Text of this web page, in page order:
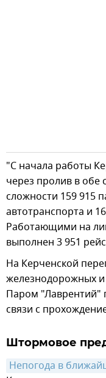
"С начала работы
через пролив в
сложности 159 915
автотранспорта и
Работающими на
выполнен 3 951
На Керченской
железнодорожных
Паром "Лаврентий"
связи с
Штормовое
Непогода в